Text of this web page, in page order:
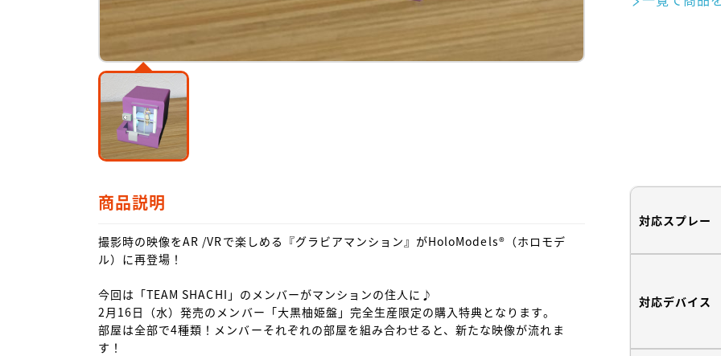
商品説明
撮影時の映像をAR /VRで楽しめる『グラビアマンション』がHoloModels®︎（ホロモデ
ル）に再登場！
今回は「TEAM SHACHI」のメンバーがマンションの住人に♪
2月16日（水）発売のメンバー「大黒柚姫盤」完全生産限定の購入特典となります。
部屋は全部で4種類！メンバーそれぞれの部屋を組み合わせると、新たな映像が流れま
す！
対応スプレー
対応デバイス